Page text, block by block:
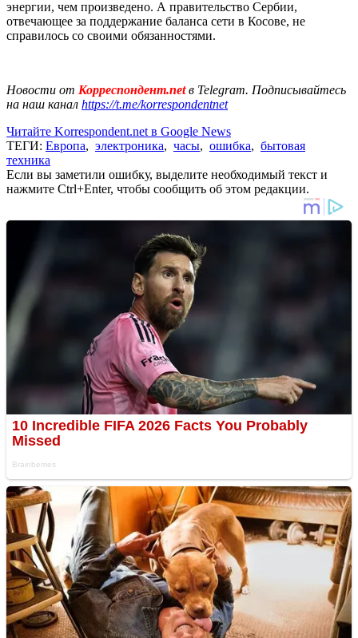
энергии, чем произведено. А правительство Сербии,
отвечающее за поддержание баланса сети в Косове, не
справилось со своими обязанностями.
Новости от Корреспондент.netв Telegram. Подписывайтесь
на наш канал https://t.me/korrespondentnet
Читайте Korrespondent.net в Google News
ТЕГИ: Европа, электроника, часы, ошибка, бытовая
техника
Если вы заметили ошибку, выделите необходимый текст и
нажмите Ctrl+Enter, чтобы сообщить об этом редакции.